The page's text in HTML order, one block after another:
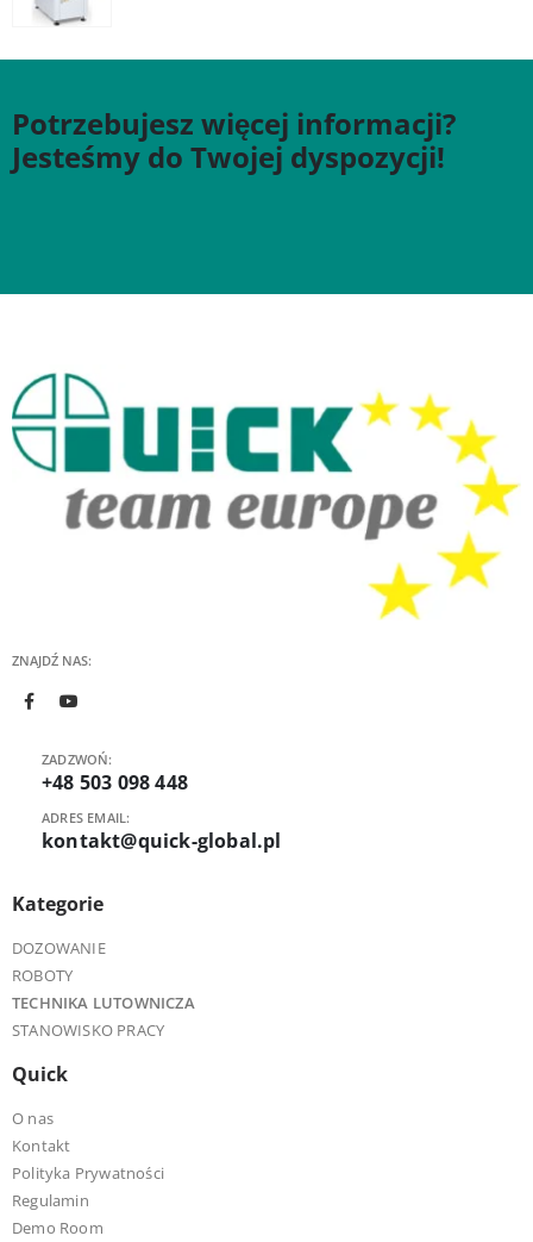
Potrzebujesz więcej informacji?
Jesteśmy do Twojej dyspozycji!
ZNAJDŹ NAS:
ZADZWOŃ:
+48 503 098 448
ADRES EMAIL:
kontakt@quick-global.pl
Kategorie
DOZOWANIE
ROBOTY
TECHNIKA LUTOWNICZA
STANOWISKO PRACY
Quick
O nas
Kontakt
Polityka Prywatności
Regulamin
Demo Room